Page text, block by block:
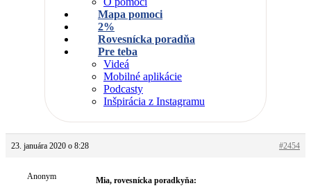
Mapa pomoci
2%
Rovesnícka poradňa
Pre teba
Videá
Mobilné aplikácie
Podcasty
Inšpirácia z Instagramu
23. januára 2020 o 8:28 #2454
Anonym Mia, rovesnícka poradkyňa: